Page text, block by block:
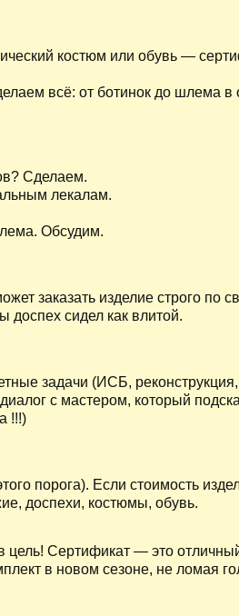
костюм или обувь —
всё: от ботинок до шлема в
Сделаем.
лекалам.
Обсудим.
заказать изделие строго по
доспех сидел как влитой.
задачи (ИСБ,
с мастером, который
!!!)
порога). Если стоимость
доспехи, костюмы, обувь.
цель! Сертификат — это
в новом сезоне, не ломая